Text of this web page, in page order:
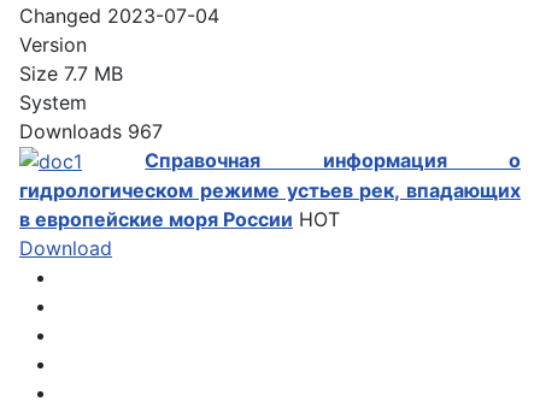
Changed 2023-07-04
Version
Size 7.7 MB
System
Downloads 967
Справочная информация о
гидрологическом режиме устьев рек, впадающих
в европейские моря России HOT
Download